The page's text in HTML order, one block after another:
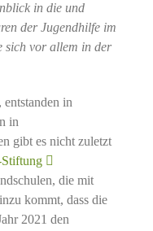
in die und
der Jugendhilfe im
sich vor allem in der
in
in
gibt es nicht zuletzt
die mit
kommt, dass die
2021 den